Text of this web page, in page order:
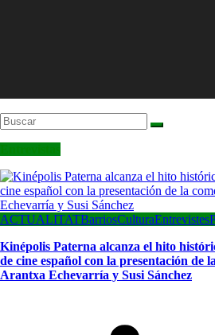
ACTUALITATBarriosCulturaEntrevistes
Kinépolis Paterna alcanza el hito
de cine español con la presentación de
Arantxa Echevarría y Susi Sánchez